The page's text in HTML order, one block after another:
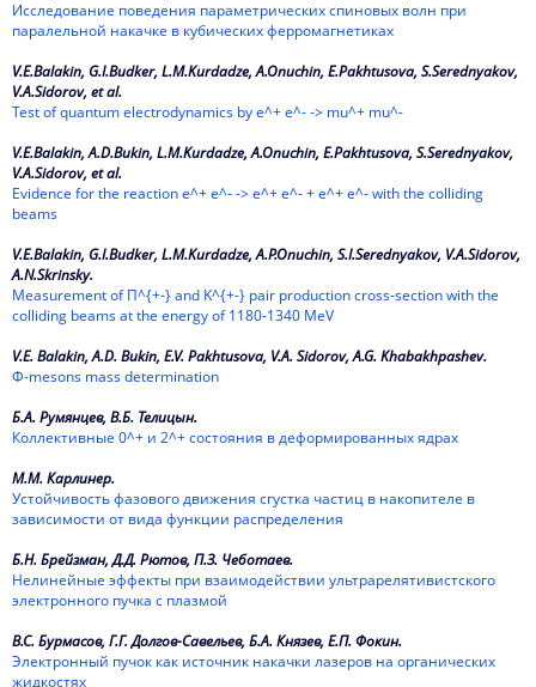
1990
1989
1988
1987
1986
1985
1984
1982
1981
1980
1978
1976
Исследование поведения параметрических спиновых волн при
паралельной накачке в кубических ферромагнетиках
V.E.Balakin, G.I.Budker, L.M.Kurdadze, A.Onuchin, E.Pakhtusova, S.Serednyakov,
V.A.Sidorov, et al.
Test of quantum electrodynamics by e^+ e^- -> mu^+ mu^-
V.E.Balakin, A.D.Bukin, L.M.Kurdadze, A.Onuchin, E.Pakhtusova, S.Serednyakov,
V.A.Sidorov, et al.
Evidence for the reaction e^+ e^- -> e^+ e^- + e^+ e^- with the colliding
beams
V.E.Balakin, G.I.Budker, L.M.Kurdadze, A.P.Onuchin, S.I.Serednyakov, V.A.Sidorov,
A.N.Skrinsky.
Measurement of П^{+-} and K^{+-} pair production cross-section with the
colliding beams at the energy of 1180-1340 MeV
V.E. Balakin, A.D. Bukin, E.V. Pakhtusova, V.A. Sidorov, A.G. Khabakhpashev.
Ф-mesons mass determination
Б.А. Румянцев, В.Б. Телицын.
Коллективные 0^+ и 2^+ состояния в деформированных ядрах
М.М. Карлинер.
Устойчивость фазового движения сгустка частиц в накопителе в
зависимости от вида функции распределения
Б.Н. Брейзман, Д.Д. Рютов, П.З. Чеботаев.
Нелинейные эффекты при взаимодействии ультрарелятивистского
электронного пучка с плазмой
В.С. Бурмасов, Г.Г. Долгов-Савельев, Б.А. Князев, Е.П. Фокин.
Электронный пучок как источник накачки лазеров на органических
жидкостях